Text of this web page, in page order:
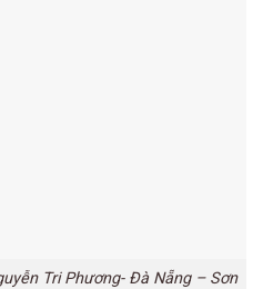
Tri Phương- Đà Nẵng – Sơn